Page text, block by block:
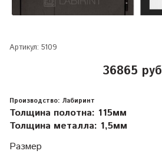
Артикул: 5109
36865 руб
Производство: Лабиринт
Толщина полотна: 115мм
Толщина металла: 1,5мм
Размер